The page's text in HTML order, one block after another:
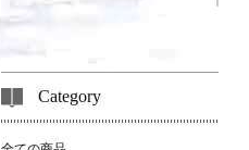
Category